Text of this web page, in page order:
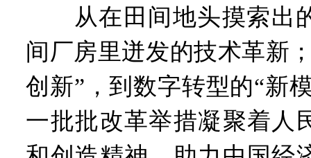
从在田间地头摸索出
间厂房里迸发的技术革新
创新”，到数字转型的“新
一批批改革举措凝聚着人